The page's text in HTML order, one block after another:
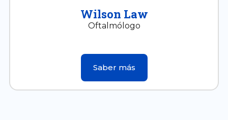
Wilson Law
Oftalmólogo
Saber más